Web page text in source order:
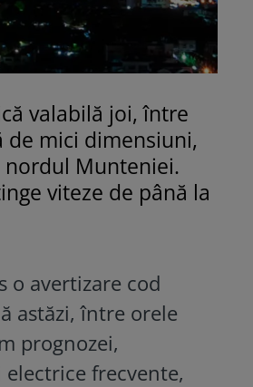
valabilă joi, între
de mici dimensiuni,
nordul Munteniei.
viteze de până la
o avertizare cod
astăzi, între orele
prognozei,
frecvente,